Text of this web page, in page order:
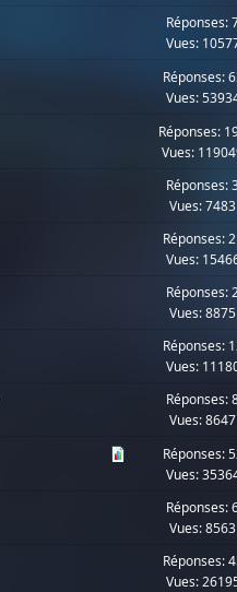
Réponses:
Vues:
Réponses:
Vues:
Réponses:
Vues:
Réponses:
Vues: 7483
Réponses:
Vues:
Réponses:
Vues: 8875
Réponses:
Vues:
Réponses:
Vues: 8647
Réponses:
Vues:
Réponses:
Vues: 8563
Réponses:
Vues: